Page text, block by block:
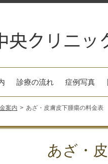
診療の流れ 症例写真
案内 あざ・皮膚皮下腫瘍の料金表
あざ・